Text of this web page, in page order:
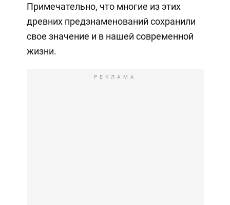
Примечательно, что многие из этих
древних предзнаменований сохранили
свое значение и в нашей современной
жизни.
РЕКЛАМА